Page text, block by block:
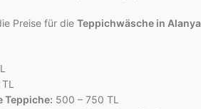
Preise für die Teppichwäsche in Alanya
Teppiche: 500 – 750 TL